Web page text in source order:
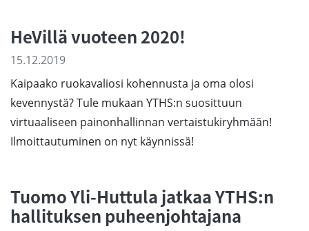
HeVillä vuoteen 2020!
15.12.2019
Kaipaako ruokavaliosi kohennusta ja oma olosi
kevennystä? Tule mukaan YTHS:n suosittuun
virtuaaliseen painonhallinnan vertaistukiryhmään!
Ilmoittautuminen on nyt käynnissä!
Tuomo Yli-Huttula jatkaa YTHS:n
hallituksen puheenjohtajana